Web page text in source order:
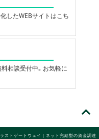
したWEBサイトはこち
相談受付中。お気軽に
ストゲートウェイ｜ネット完結型の資金調達